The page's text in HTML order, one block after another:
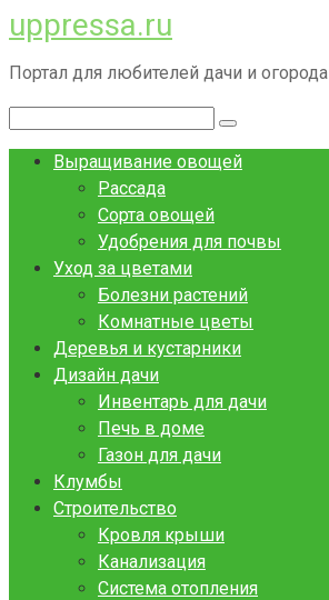
Перейти
к
контенту
uppressa.ru
Портал для любителей дачи и огорода
Выращивание овощей
Рассада
Сорта овощей
Удобрения для почвы
Уход за цветами
Болезни растений
Комнатные цветы
Деревья и кустарники
Дизайн дачи
Инвентарь для дачи
Печь в доме
Газон для дачи
Клумбы
Строительство
Кровля крыши
Канализация
Система отопления